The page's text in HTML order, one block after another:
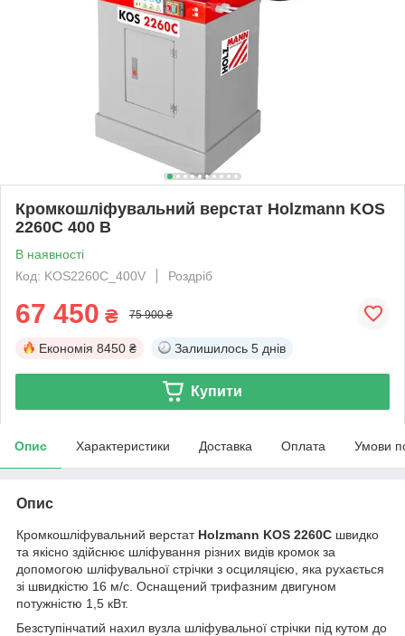
Кромкошліфувальний верстат Holzmann KOS
2260C 400 В
В наявності
Код: KOS2260C_400V
Роздріб
67 450 ₴ 75 900 ₴
Економія 8450 ₴ Залишилось 5 днів
Купити
Опис Характеристики Доставка Оплата Умови
Опис
Кромкошліфувальний верстат Holzmann KOS 2260C швидко
та якісно здійснює шліфування різних видів кромок за
допомогою шліфувальної стрічки з осциляцією, яка рухається
зі швидкістю 16 м/с. Оснащений трифазним двигуном
потужністю 1,5 кВт.
Безступінчатий нахил вузла шліфувальної стрічки під кутом до